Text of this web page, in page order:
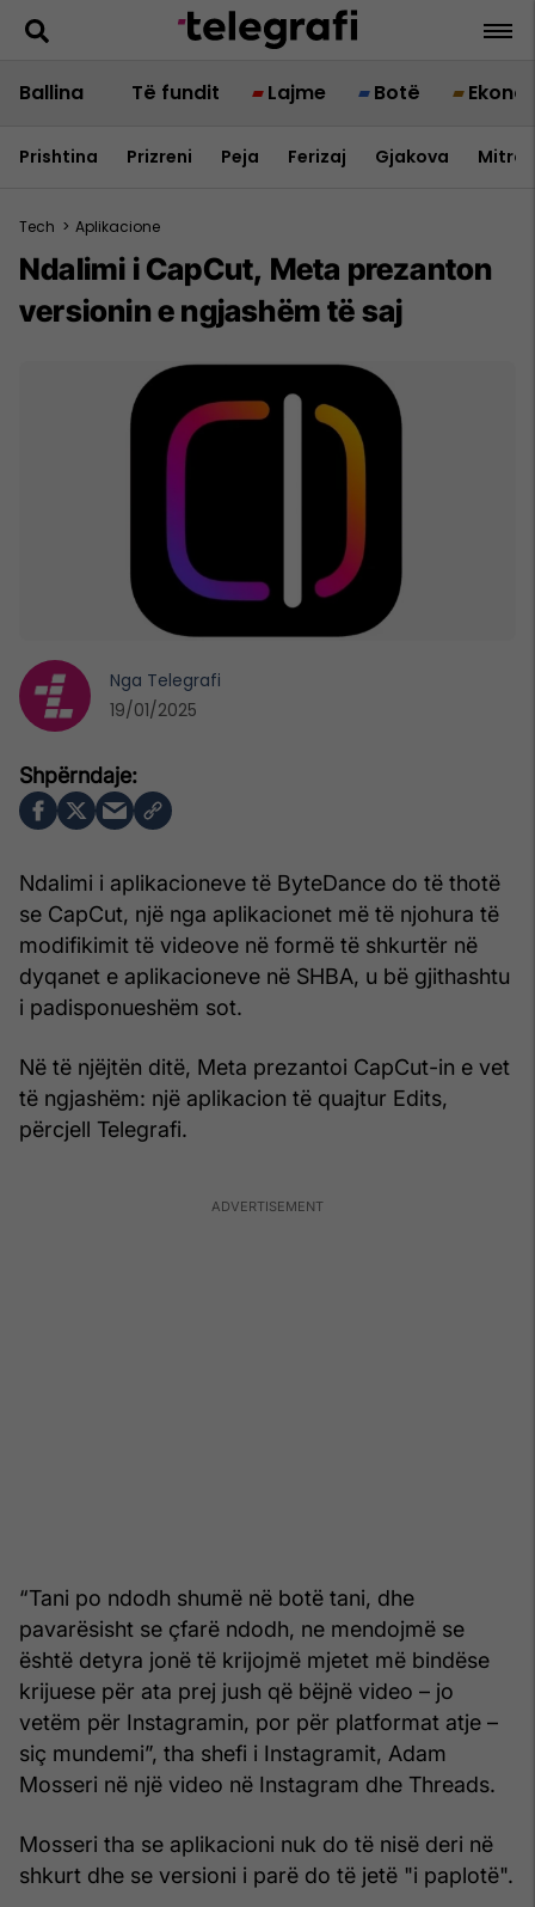
Ballina Të fundit Lajme Botë
Prishtina Prizreni Peja Ferizaj Gjakova
Tech > Aplikacione
Ndalimi i CapCut, Meta prezanton
versionin e ngjashëm të saj
Ndalimi i aplikacioneve të ByteDance do të thotë
se CapCut, një nga aplikacionet më të njohura të
modifikimit të videove në formë të shkurtër në
dyqanet e aplikacioneve në SHBA, u bë gjithashtu
i padisponueshëm sot.
Në të njëjtën ditë, Meta prezantoi CapCut-in e vet
të ngjashëm: një aplikacion të quajtur Edits,
përcjell Telegrafi.
“Tani po ndodh shumë në botë tani, dhe
pavarësisht se çfarë ndodh, ne mendojmë se
është detyra jonë të krijojmë mjetet më bindëse
krijuese për ata prej jush që bëjnë video – jo
vetëm për Instagramin, por për platformat atje –
siç mundemi”, tha shefi i Instagramit, Adam
Mosseri në një video në Instagram dhe Threads.
Mosseri tha se aplikacioni nuk do të nisë deri në
shkurt dhe se versioni i parë do të jetë "i paplotë".
Nga Telegrafi
19/01/2025